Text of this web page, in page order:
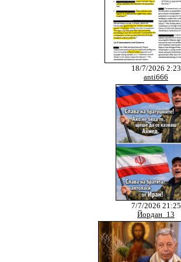
18/7/2026 2:23
anti666
7/7/2026 21:25
Йордан_13